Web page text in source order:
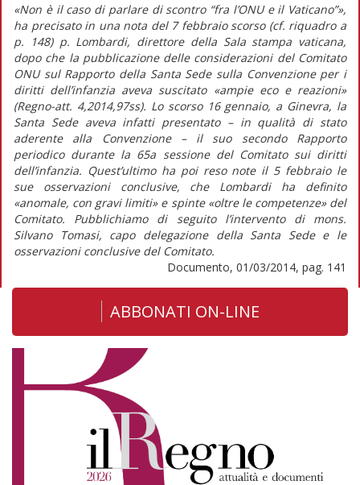
«Non è il caso di parlare di scontro “fra l’ONU e il Vaticano”»,
ha precisato in una nota del 7 febbraio scorso (cf. riquadro a
p. 148) p. Lombardi, direttore della Sala stampa vaticana,
dopo che la pubblicazione delle considerazioni del Comitato
ONU sul Rapporto della Santa Sede sulla Convenzione per i
diritti dell’infanzia aveva suscitato «ampie eco e reazioni»
(Regno-att. 4,2014,97ss). Lo scorso 16 gennaio, a Ginevra, la
Santa Sede aveva infatti presentato – in qualità di stato
aderente alla Convenzione – il suo secondo Rapporto
periodico durante la 65a sessione del Comitato sui diritti
dell’infanzia. Quest’ultimo ha poi reso note il 5 febbraio le
sue osservazioni conclusive, che Lombardi ha definito
«anomale, con gravi limiti» e spinte «oltre le competenze» del
Comitato. Pubblichiamo di seguito l’intervento di mons.
Silvano Tomasi, capo delegazione della Santa Sede e le
osservazioni conclusive del Comitato.
Documento, 01/03/2014, pag. 141
ABBONATI ON-LINE